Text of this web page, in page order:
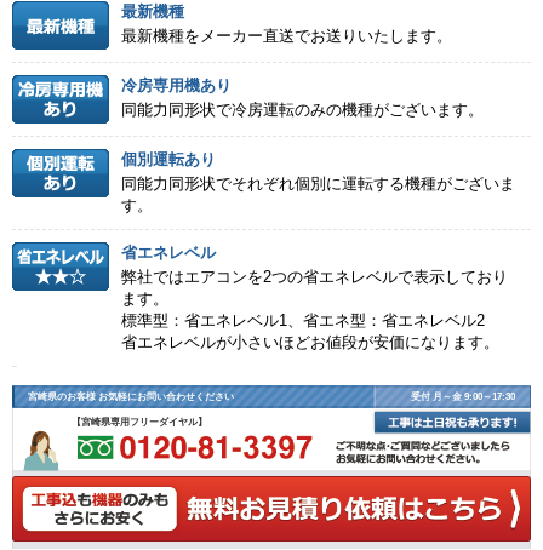
最新機種
最新機種をメーカー直送でお送りいたします。
冷房専用機あり
同能力同形状で冷房運転のみの機種がございます。
個別運転あり
同能力同形状でそれぞれ個別に運転する機種がございま
す。
省エネレベル
弊社ではエアコンを2つの省エネレベルで表示しており
ます。
標準型：省エネレベル1、省エネ型：省エネレベル2
省エネレベルが小さいほどお値段が安価になります。
宮崎県のお客様 お気軽にお問い合わせください 受付 月～金 9:00～17:30
【宮崎県専用フリーダイヤル】